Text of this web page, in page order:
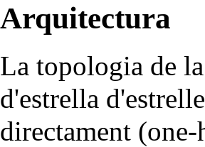
Arquitectura
La topologia de
d'estrella
directament